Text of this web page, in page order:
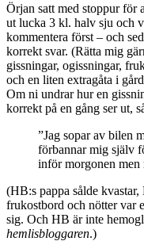
Örjan satt med stoppur för
ut lucka 3 kl. halv sju och
kommentera först – och
korrekt svar. (Rätta mig
gissningar, ogissningar,
och en liten extragåta i
Om ni undrar hur en
korrekt på en gång ser ut,
”Jag sopar av bilen
förbannar mig själv
inför morgonen men
(HB:s pappa sålde
frukostbord och nötter var
sig. Och HB är inte
hemlisbloggaren.)